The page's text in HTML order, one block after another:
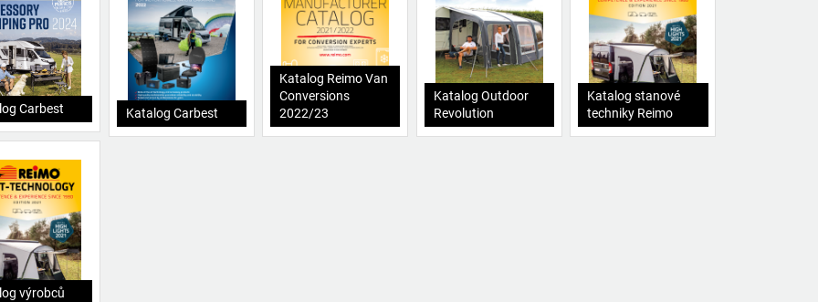
Carbest Katalog Carbest
Katalog Reimo Van
Conversions
2022/23
Katalog Outdoor
Revolution
Katalog stanové
techniky Reimo
výrobců